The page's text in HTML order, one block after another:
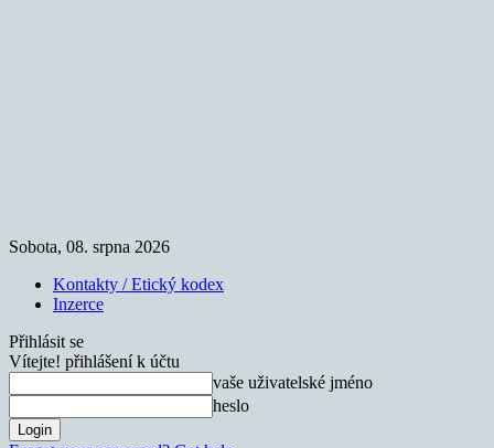
Sobota, 08. srpna 2026
Kontakty / Etický kodex
Inzerce
Přihlásit se
Vítejte! přihlášení k účtu
vaše uživatelské jméno
heslo